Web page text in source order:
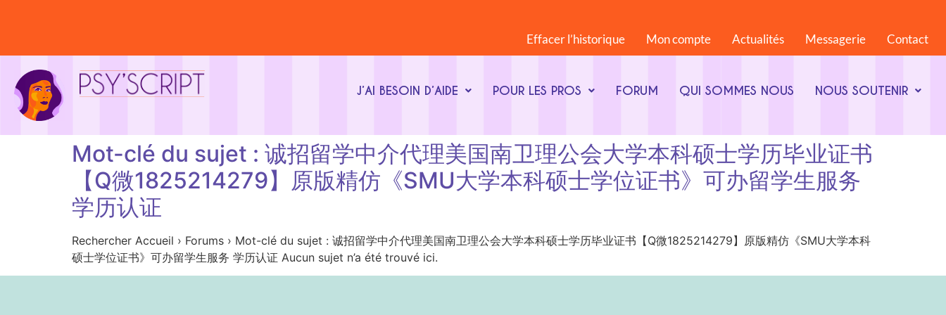
Effacer l’historique Mon compte Actualités Messagerie Contact
J’AI BESOIN D’AIDE POUR LES PROS FORUM QUI SOMMES NOUS NOUS SOUTENIR
Mot-clé du sujet : 诚招留学中介代理美国南卫理公会大学本科硕士学历毕业证书
【Q微1825214279】原版精仿《SMU大学本科硕士学位证书》可办留学生服务
学历认证
Rechercher Accueil › Forums › Mot-clé du sujet : 诚招留学中介代理美国南卫理公会大学本科硕士学历毕业证书【Q微1825214279】原版精仿《SMU大学本科
硕士学位证书》可办留学生服务 学历认证 Aucun sujet n’a été trouvé ici.